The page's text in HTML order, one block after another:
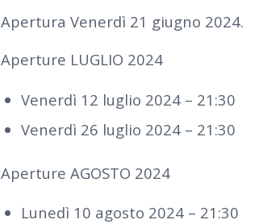
Apertura Venerdì 21 giugno 2024.
Aperture LUGLIO 2024
Venerdì 12 luglio 2024 – 21:30
Venerdì 26 luglio 2024 – 21:30
Aperture AGOSTO 2024
Lunedì 10 agosto 2024 – 21:30